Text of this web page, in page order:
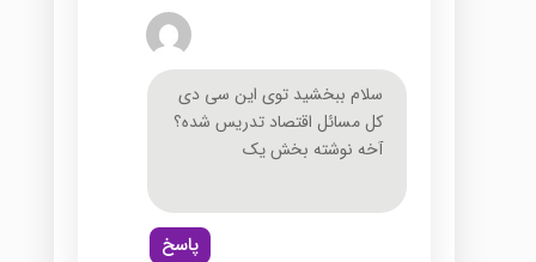
سلام ببخشید توی این سی دی
کل مسائل اقتصاد تدریس شده؟
آخه نوشته بخش یک
پاسخ